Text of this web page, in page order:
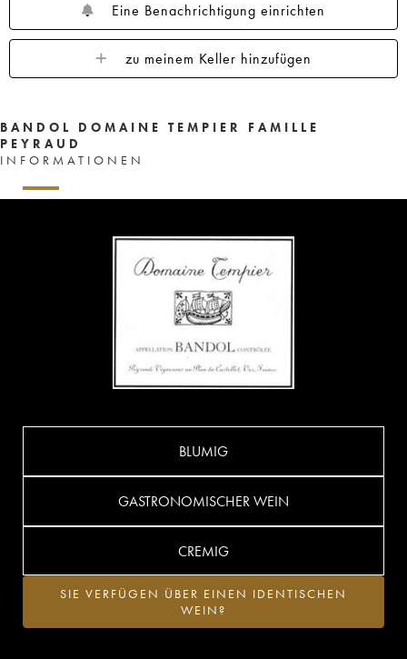
Eine Benachrichtigung einrichten
zu meinem Keller hinzufügen
BANDOL DOMAINE TEMPIER FAMILLE
PEYRAUD
INFORMATIONEN
BLUMIG
GASTRONOMISCHER WEIN
CREMIG
SIE VERFÜGEN ÜBER EINEN IDENTISCHEN
WEIN?